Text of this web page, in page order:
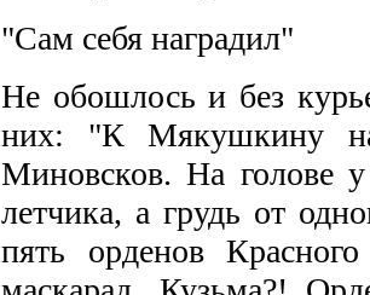
"Сам себя наградил"
Не обошлось и без
них: "К Мякушкину на
Миновсков. На голове
летчика, а грудь от
пять орденов